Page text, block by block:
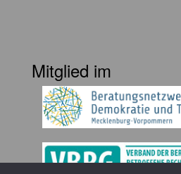
Mitglied im